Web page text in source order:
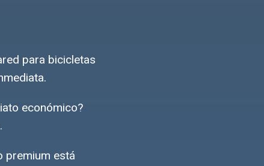
para bicicletas
económico?
premium está